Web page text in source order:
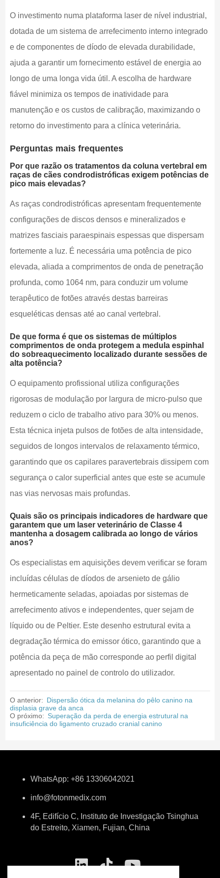
O investimento numa plataforma laser de nível industrial,
dotada de um sistema de arrefecimento interno integrado
e de componentes de díodo de elevada durabilidade,
ajuda a garantir um fornecimento estável de energia ao
longo de uma longa vida útil. A escolha de hardware
fiável minimiza os tempos de inatividade para
manutenção e os custos de calibração, maximizando o
retorno do investimento para a clínica veterinária.
Perguntas mais frequentes
Por que razão os tratamentos da coluna vertebral em
raças de cães condrodistróficas exigem potências de
pico mais elevadas?
As raças condrodistróficas apresentam frequentemente
configurações de discos densos e mineralizados e
matrizes fasciais paraespinais espessas que dispersam
fortemente a luz. É necessária uma potência de pico
elevada, aliada a comprimentos de onda de penetração
profunda, como 1064 nm, para conduzir um volume
terapêutico de fotões através destas barreiras
esqueléticas densas até ao canal vertebral.
De que forma é que os sistemas de múltiplos
comprimentos de onda protegem a medula espinhal
do sobreaquecimento localizado durante sessões de
alta potência?
O equipamento profissional utiliza configurações
rigorosas de modulação por largura de micro-pulso que
reduzem o ciclo de trabalho ativo para 30% ou menos.
Esta técnica injeta pulsos de fotões de alta intensidade,
seguidos de longos intervalos de relaxamento térmico,
garantindo que os capilares paravertebrais dissipem com
segurança o calor superficial antes que este se acumule
nas vias nervosas mais profundas.
Quais são os principais indicadores de hardware que
garantem que um laser veterinário de Classe 4
mantenha a dosagem calibrada ao longo de vários
anos?
Os especialistas em aquisições devem verificar se foram
incluídas células de díodos de arsenieto de gálio
hermeticamente seladas, apoiadas por sistemas de
arrefecimento ativos e independentes, quer sejam de
líquido ou de Peltier. Este desenho estrutural evita a
degradação térmica do emissor ótico, garantindo que a
potência da peça de mão corresponde ao perfil digital
apresentado no painel de controlo do utilizador.
O anterior: Dispersão ótica da melanina do pêlo canino na
displasia grave da anca
O próximo: Superação da perda de energia estrutural na
insuficiência do ligamento cruzado cranial canino
WhatsApp: +86 13306042021
info@fotonmedix.com
4F, Edifício C, Instituto de Investigação Tsinghua
do Estreito, Xiamen, Fujian, China